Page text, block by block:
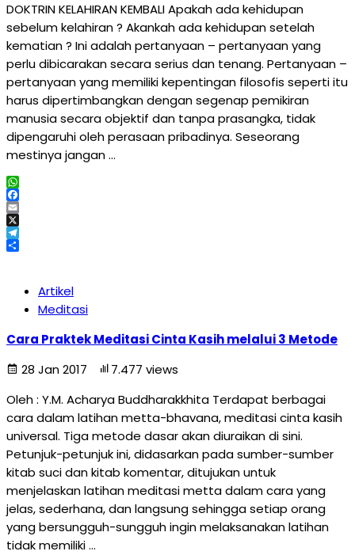
DOKTRIN KELAHIRAN KEMBALI Apakah ada kehidupan
sebelum kelahiran ? Akankah ada kehidupan setelah
kematian ? Ini adalah pertanyaan – pertanyaan yang
perlu dibicarakan secara serius dan tenang. Pertanyaan –
pertanyaan yang memiliki kepentingan filosofis seperti itu
harus dipertimbangkan dengan segenap pemikiran
manusia secara objektif dan tanpa prasangka, tidak
dipengaruhi oleh perasaan pribadinya. Seseorang
mestinya jangan …
WhatsApp
Facebook
Email
X
Telegram
Artikel
Meditasi
Cara Praktek Meditasi Cinta Kasih melalui 3 Metode
28 Jan 2017
7.477 views
Oleh : Y.M. Acharya Buddharakkhita Terdapat berbagai
cara dalam latihan metta-bhavana, meditasi cinta kasih
universal. Tiga metode dasar akan diuraikan di sini.
Petunjuk-petunjuk ini, didasarkan pada sumber-sumber
kitab suci dan kitab komentar, ditujukan untuk
menjelaskan latihan meditasi metta dalam cara yang
jelas, sederhana, dan langsung sehingga setiap orang
yang bersungguh-sungguh ingin melaksanakan latihan
tidak memiliki …